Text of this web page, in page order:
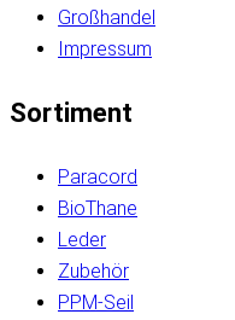
Großhandel
Impressum
Sortiment
Paracord
BioThane
Leder
Zubehör
PPM-Seil